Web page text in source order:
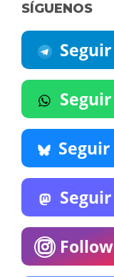
SÍGUENOS
Seguir
Seguir
Seguir
Seguir
Follow